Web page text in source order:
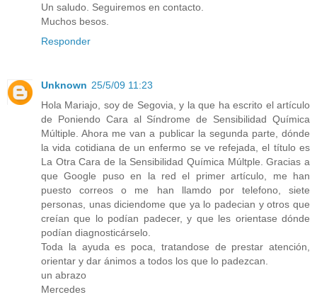
Un saludo. Seguiremos en contacto.
Muchos besos.
Responder
Unknown 25/5/09 11:23
Hola Mariajo, soy de Segovia, y la que ha escrito el artículo
de Poniendo Cara al Síndrome de Sensibilidad Química
Múltiple. Ahora me van a publicar la segunda parte, dónde
la vida cotidiana de un enfermo se ve refejada, el título es
La Otra Cara de la Sensibilidad Química Múltple. Gracias a
que Google puso en la red el primer artículo, me han
puesto correos o me han llamdo por telefono, siete
personas, unas diciendome que ya lo padecian y otros que
creían que lo podían padecer, y que les orientase dónde
podían diagnosticárselo.
Toda la ayuda es poca, tratandose de prestar atención,
orientar y dar ánimos a todos los que lo padezcan.
un abrazo
Mercedes